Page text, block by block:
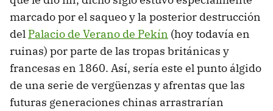
marcado por el saqueo y la posterior destrucción
del Palacio de Verano de Pekín (hoy todavía en
ruinas) por parte de las tropas británicas y
francesas en 1860. Así, sería este el punto álgido
de una serie de vergüenzas y afrentas que las
futuras generaciones chinas arrastrarían